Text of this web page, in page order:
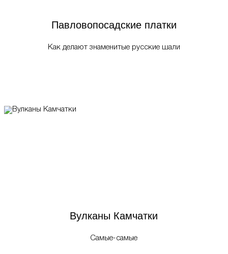
Павловопосадские платки
Как делают знаменитые русские шали
Вулканы Камчатки
Самые-самые